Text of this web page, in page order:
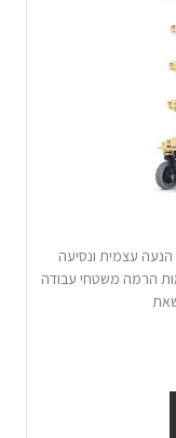
עצמית ונסיעה
במה זו כ-9.92 מטר. לבמות הרמה משטחי עבודה